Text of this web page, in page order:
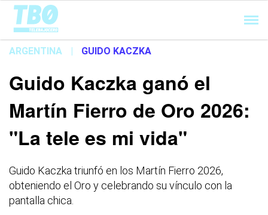
Cargando...
ARGENTINA | GUIDO KACZKA
Guido Kaczka ganó el
Martín Fierro de Oro 2026:
"La tele es mi vida"
Guido Kaczka triunfó en los Martín Fierro 2026,
obteniendo el Oro y celebrando su vínculo con la
pantalla chica.